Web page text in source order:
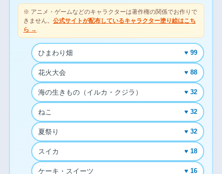
※ アニメ・ゲームなどのキャラクターは著作権の関係でお作りで
きません。 公式サイトが配布しているキャラクター塗り絵はこち
ら →
ひまわり畑 ♥ 99
花火大会 ♥ 88
海の生きもの（イルカ・クジラ） ♥ 32
ねこ ♥ 32
夏祭り ♥ 32
スイカ ♥ 18
ケーキ・スイーツ ♥ 16